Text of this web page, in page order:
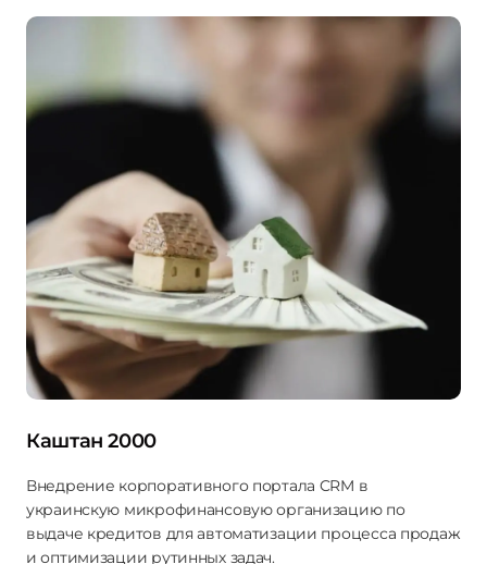
Каштан 2000
Внедрение корпоративного портала CRM в
украинскую микрофинансовую организацию по
выдаче кредитов для автоматизации процесса продаж
и оптимизации рутинных задач.